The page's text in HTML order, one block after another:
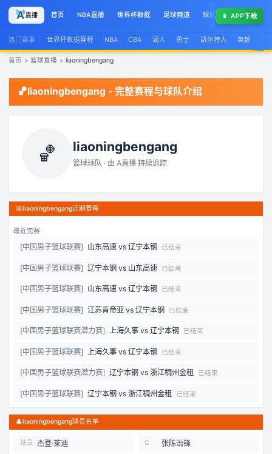
首页 NBA直播 世界杯数据 足球频道 球队榜 球星集锦
📱 APP下载
热门赛事 世界杯数据赛程 NBA CBA 湖人 勇士 凯尔特人 英超
首页 > 篮球直播 > liaoningbengang
🏀liaoningbengang - 完整赛程与球队介绍
🏀 liaoningbengang
篮球球队 · 由 A直播 持续追踪
📅liaoningbengang近期赛程
最近完赛
[中国男子篮球联赛] 山东高速vs 辽宁本钢 已结束
[中国男子篮球联赛] 辽宁本钢vs 山东高速 已结束
[中国男子篮球联赛] 山东高速vs 辽宁本钢 已结束
[中国男子篮球联赛] 江苏肯帝亚vs 辽宁本钢 已结束
[中国男子篮球联赛潜力赛] 上海久事vs 辽宁本钢 已结束
[中国男子篮球联赛] 上海久事vs 辽宁本钢 已结束
[中国男子篮球联赛潜力赛] 辽宁本钢 vs 浙江稠州金租 已结束
[中国男子篮球联赛] 辽宁本钢vs 浙江稠州金租 已结束
👤liaoningbengang球员名单
球员 杰登·莱迪 C 张陈治锋